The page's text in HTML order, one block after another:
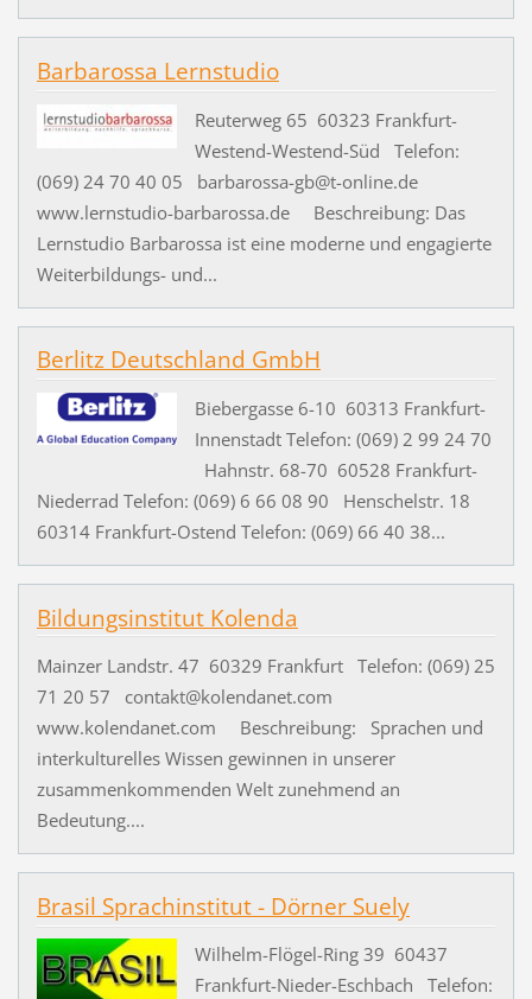
Barbarossa Lernstudio
Reuterweg 65 60323 Frankfurt-
Westend-Westend-Süd Telefon:
(069) 24 70 40 05 barbarossa-gb@t-online.de
www.lernstudio-barbarossa.de Beschreibung: Das
Lernstudio Barbarossa ist eine moderne und engagierte
Weiterbildungs- und...
Berlitz Deutschland GmbH
Biebergasse 6-10 60313 Frankfurt-
Innenstadt Telefon: (069) 2 99 24 70
Hahnstr. 68-70 60528 Frankfurt-
Niederrad Telefon: (069) 6 66 08 90 Henschelstr. 18
60314 Frankfurt-Ostend Telefon: (069) 66 40 38...
Bildungsinstitut Kolenda
Mainzer Landstr. 47 60329 Frankfurt Telefon: (069) 25
71 20 57 contakt@kolendanet.com
www.kolendanet.com Beschreibung: Sprachen und
interkulturelles Wissen gewinnen in unserer
zusammenkommenden Welt zunehmend an
Bedeutung....
Brasil Sprachinstitut - Dörner Suely
Wilhelm-Flögel-Ring 39 60437
Frankfurt-Nieder-Eschbach Telefon: